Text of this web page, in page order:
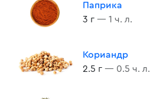
Паприка
3 г — 1 ч. л.
Кориандр
2.5 г — 0.5 ч. л.